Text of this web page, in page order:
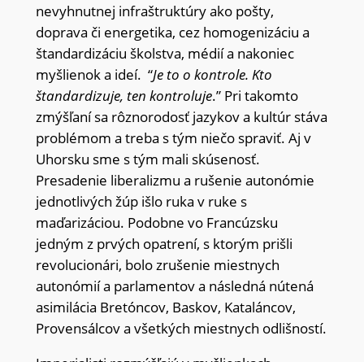
nevyhnutnej infraštruktúry ako pošty,
doprava či energetika, cez homogenizáciu a
štandardizáciu školstva, médií a nakoniec
myšlienok a ideí. “Je to o kontrole. Kto
štandardizuje, ten kontroluje.” Pri takomto
zmýšľaní sa rôznorodosť jazykov a kultúr stáva
problémom a treba s tým niečo spraviť. Aj v
Uhorsku sme s tým mali skúsenosť.
Presadenie liberalizmu a rušenie autonómie
jednotlivých žúp išlo ruka v ruke s
maďarizáciou. Podobne vo Francúzsku
jedným z prvých opatrení, s ktorým prišli
revolucionári, bolo zrušenie miestnych
autonómií a parlamentov a následná nútená
asimilácia Bretóncov, Baskov, Kataláncov,
Provensálcov a všetkých miestnych odlišností.